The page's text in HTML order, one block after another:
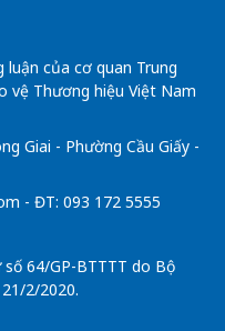
của cơ quan Trung
vệ Thương hiệu Việt Nam
Giai - Phường Cầu Giấy -
- ĐT: 093 172 5555
64/GP-BTTTT do Bộ
2/2020.